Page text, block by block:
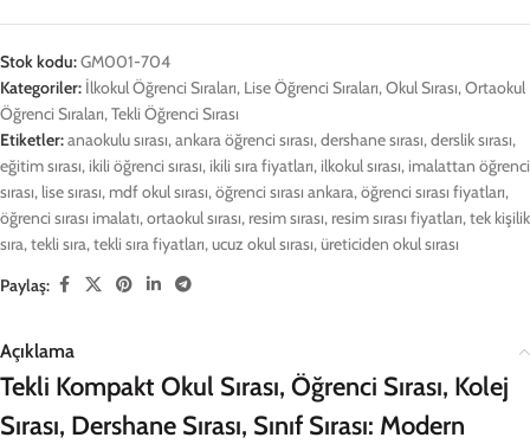
Stok kodu:GM001-704
Kategoriler: İlkokul Öğrenci Sıraları, Lise Öğrenci Sıraları,Okul Sırası,Ortaokul
Öğrenci Sıraları,Tekli Öğrenci Sırası
Etiketler:anaokulu sırası,ankara öğrenci sırası,dershane sırası,derslik sırası,
eğitim sırası, ikili öğrenci sırası, ikili sıra fiyatları, ilkokul sırası, imalattan öğrenci
sırası, lise sırası, mdf okul sırası,öğrenci sırası ankara,öğrenci sırası fiyatları,
öğrenci sırası imalatı,ortaokul sırası, resim sırası, resim sırası fiyatları,tek kişilik
sıra,tekli sıra,tekli sıra fiyatları,ucuz okul sırası,üreticiden okul sırası
Paylaş:
Açıklama
Tekli Kompakt Okul Sırası, Öğrenci Sırası, Kolej
Sırası, Dershane Sırası, Sınıf Sırası: Modern